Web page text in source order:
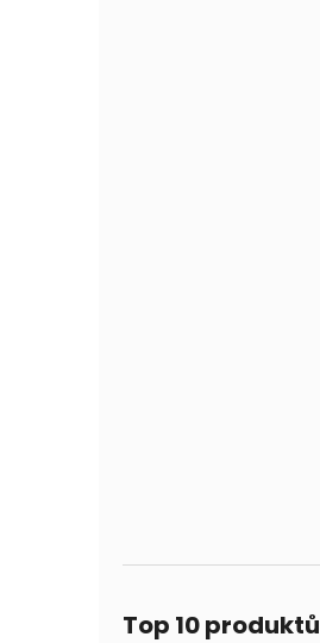
Top 10 produktů